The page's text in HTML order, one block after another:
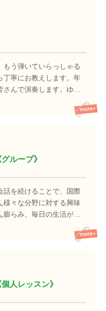
もう弾いていらっしゃる
丁寧にお教えします。年
さんで演奏します。ゆ…
ループ》
話を続けることで、国際
様々な分野に対する興味
膨らみ、毎日の生活が…
人レッスン》